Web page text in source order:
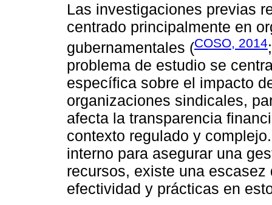
Las investigaciones previas
centrado principalmente en
gubernamentales (COSO, 2014
problema de estudio se
específica sobre el impacto
organizaciones sindicales,
afecta la transparencia
contexto regulado y
interno para asegurar una
recursos, existe una
efectividad y prácticas en